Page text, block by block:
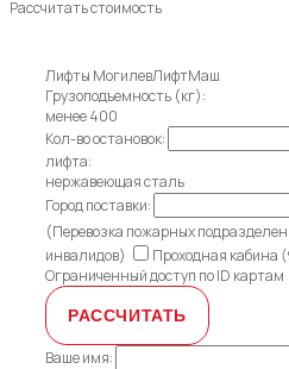
Рассчитать стоимость
Лифты МогилевЛифтМаш
Грузоподъемность (кг):
менее 400
Кол-во остановок:
лифта:
нержавеющая сталь
Город поставки:
(Перевозка пожарных
инвалидов)
Проходная кабина
Ограниченный доступ по ID картам
Ваше имя: